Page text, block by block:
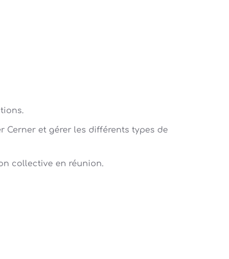
Cerner et gérer les différents types de
collective en réunion.